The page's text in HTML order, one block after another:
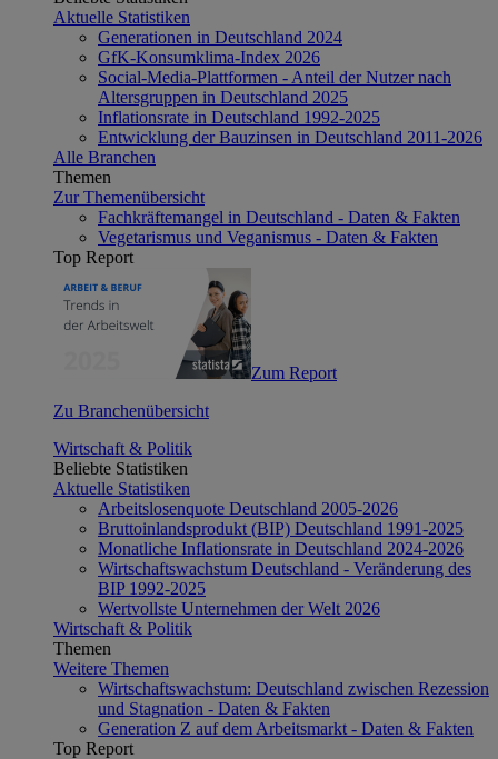
Aktuelle Statistiken
Generationen in Deutschland 2024
GfK-Konsumklima-Index 2026
Social-Media-Plattformen - Anteil der Nutzer nach
Altersgruppen in Deutschland 2025
Inflationsrate in Deutschland 1992-2025
Entwicklung der Bauzinsen in Deutschland 2011-2026
Alle Branchen
Themen
Zur Themenübersicht
Fachkräftemangel in Deutschland - Daten & Fakten
Vegetarismus und Veganismus - Daten & Fakten
Top Report
Zum Report
Zu Branchenübersicht
Wirtschaft & Politik
Beliebte Statistiken
Aktuelle Statistiken
Arbeitslosenquote Deutschland 2005-2026
Bruttoinlandsprodukt (BIP) Deutschland 1991-2025
Monatliche Inflationsrate in Deutschland 2024-2026
Wirtschaftswachstum Deutschland - Veränderung des
BIP 1992-2025
Wertvollste Unternehmen der Welt 2026
Wirtschaft & Politik
Themen
Weitere Themen
Wirtschaftswachstum: Deutschland zwischen Rezession
und Stagnation - Daten & Fakten
Generation Z auf dem Arbeitsmarkt - Daten & Fakten
Top Report